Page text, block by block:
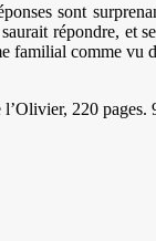
sont
répondre, et
familial comme
220 pages.